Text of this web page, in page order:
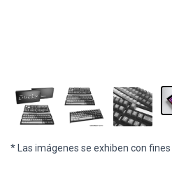
* Las imágenes se exhiben con fines